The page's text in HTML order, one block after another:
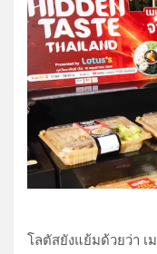
โลตัสยังแย้มด้วยว่า เ